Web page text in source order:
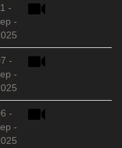
-
-
-
-
-
-